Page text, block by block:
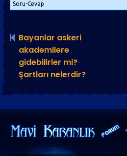
Soru-Cevap
Bayanlar askeri
akademilere
gidebilirler mi?
Şartları nelerdir?